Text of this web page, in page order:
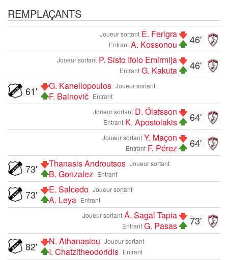
REMPLAÇANTS
46'
Joueur sortant E. Ferigra
Entrant A. Kossonou
46'
Joueur sortant P. Sisto Ifolo Emirmija
Entrant G. Kakuta
Joueur sortant
G. Kanellopoulos
Entrant
F. Bainovič
61'
64'
Joueur sortant D. Ólafsson
Entrant K. Apostolakis
64'
Joueur sortant Y. Maçon
Entrant F. Pérez
Joueur sortant
Thanasis Androutsos
Entrant
B. Gonzalez
73'
Joueur sortant
E. Salcedo
Entrant
A. Leya
73'
73'
Joueur sortant Á. Sagal Tapia
Entrant G. Pasas
Joueur sortant
N. Athanasiou
Entrant
I. Chatzitheodoridis
82'